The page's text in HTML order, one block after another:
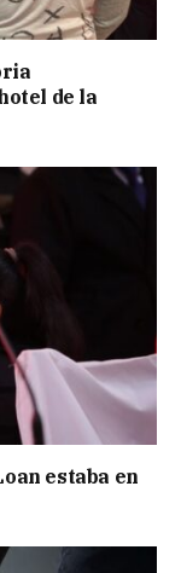
de la
estaba en